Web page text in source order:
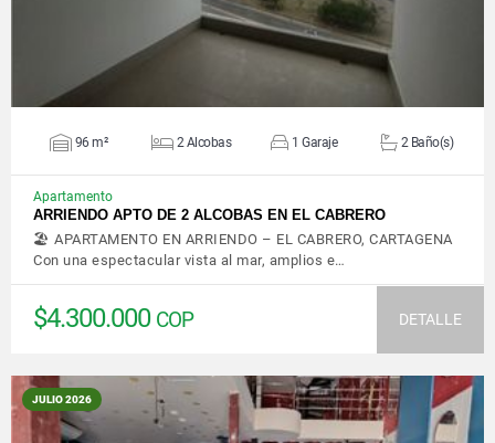
96 m² 2 Alcobas 1 Garaje 2 Baño(s)
Apartamento
ARRIENDO APTO DE 2 ALCOBAS EN EL CABRERO
🏖️ APARTAMENTO EN ARRIENDO – EL CABRERO, CARTAGENA
Con una espectacular vista al mar, amplios e…
$4.300.000 COP DETALLE
JULIO 2026